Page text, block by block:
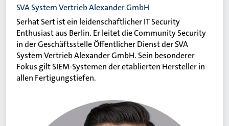
SVA System Vertrieb Alexander GmbH
Serhat Sert ist ein leidenschaftlicher IT Security
Enthusiast aus Berlin. Er leitet die Community Security
in der Geschäftsstelle Öffentlicher Dienst der SVA
System Vertrieb Alexander GmbH. Sein besonderer
Fokus gilt SIEM-Systemen der etablierten Hersteller in
allen Fertigungstiefen.